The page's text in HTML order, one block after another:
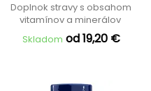
Doplnok stravy s obsahom
vitamínov a minerálov
Skladom od 19,20 €